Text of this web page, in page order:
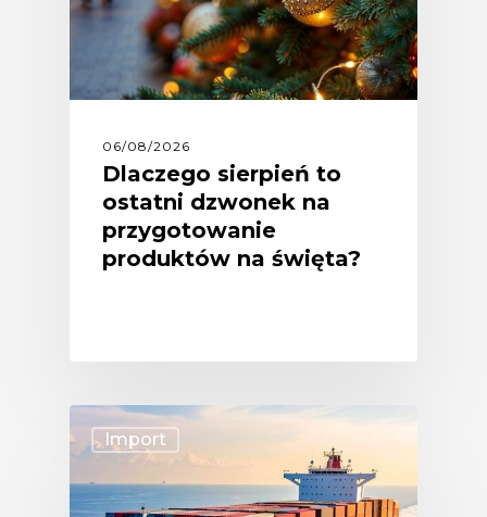
06/08/2026
Dlaczego sierpień to
ostatni dzwonek na
przygotowanie
produktów na święta?
Import